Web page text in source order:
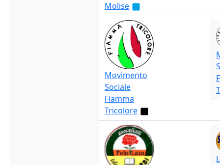
Molise
Movimento
Sociale
Fiamma
Tricolore